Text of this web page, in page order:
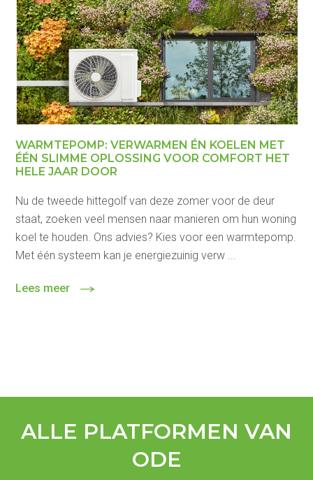
WARMTEPOMP: VERWARMEN ÉN KOELEN MET
ÉÉN SLIMME OPLOSSING VOOR COMFORT HET
HELE JAAR DOOR
Nu de tweede hittegolf van deze zomer voor de deur
staat, zoeken veel mensen naar manieren om hun woning
koel te houden. Ons advies? Kies voor een warmtepomp.
Met één systeem kan je energiezuinig verw ...
Lees meer
ALLE PLATFORMEN VAN
ODE